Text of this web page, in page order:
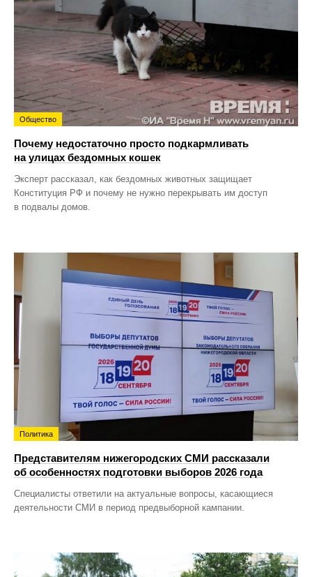
Общество
Почему недостаточно просто подкармливать
на улицах бездомных кошек
Эксперт рассказал, как бездомных животных защищает
Конституция РФ и почему не нужно перекрывать им доступ
в подвалы домов.
Политика
Представителям нижегородских СМИ рассказали
об особенностях подготовки выборов 2026 года
Специалисты ответили на актуальные вопросы, касающиеся
деятельности СМИ в период предвыборной кампании.